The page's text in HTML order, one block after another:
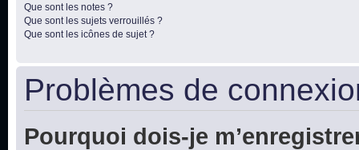
Que sont les notes ?
Que sont les sujets verrouillés ?
Que sont les icônes de sujet ?
Problèmes de
Pourquoi dois-je